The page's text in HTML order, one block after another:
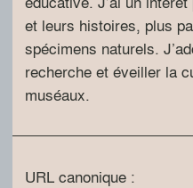
et leurs histoires, plus
spécimens naturels.
recherche et éveiller la
muséaux.
URL canonique :